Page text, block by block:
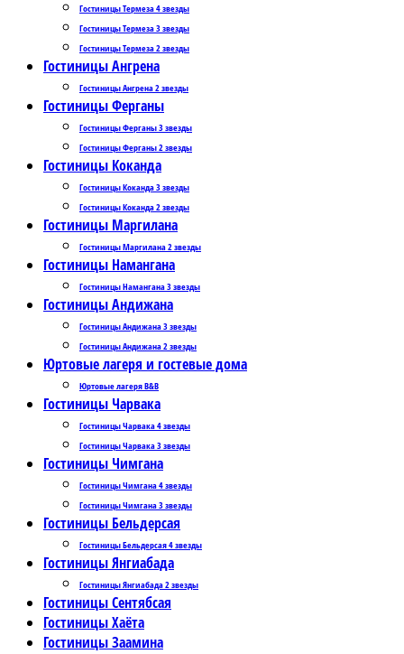
Гостиницы Термеза 4 звезды
Гостиницы Термеза 3 звезды
Гостиницы Термеза 2 звезды
Гостиницы Ангрена
Гостиницы Ангрена 2 звезды
Гостиницы Ферганы
Гостиницы Ферганы 3 звезды
Гостиницы Ферганы 2 звезды
Гостиницы Коканда
Гостиницы Коканда 3 звезды
Гостиницы Коканда 2 звезды
Гостиницы Маргилана
Гостиницы Маргилана 2 звезды
Гостиницы Намангана
Гостиницы Намангана 3 звезды
Гостиницы Андижана
Гостиницы Андижана 3 звезды
Гостиницы Андижана 2 звезды
Юртовые лагеря и гостевые дома
Юртовые лагеря B&B
Гостиницы Чарвака
Гостиницы Чарвака 4 звезды
Гостиницы Чарвака 3 звезды
Гостиницы Чимгана
Гостиницы Чимгана 4 звезды
Гостиницы Чимгана 3 звезды
Гостиницы Бельдерсая
Гостиницы Бельдерсая 4 звезды
Гостиницы Янгиабада
Гостиницы Янгиабада 2 звезды
Гостиницы Сентябсая
Гостиницы Хаёта
Гостиницы Заамина